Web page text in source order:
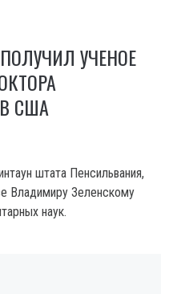
УЧЕНОЕ
США
штата Пенсильвания,
Владимиру Зеленскому
наук.